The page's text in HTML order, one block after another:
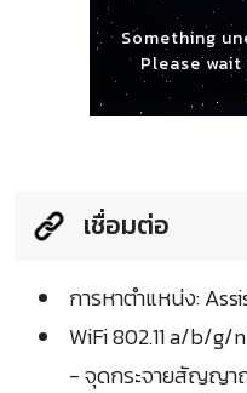
Something
Please
เชื่อมต่อ
การหาตำแหน่ง:
WiFi 802.11 a/b/
- จุดกระจายสัญญา